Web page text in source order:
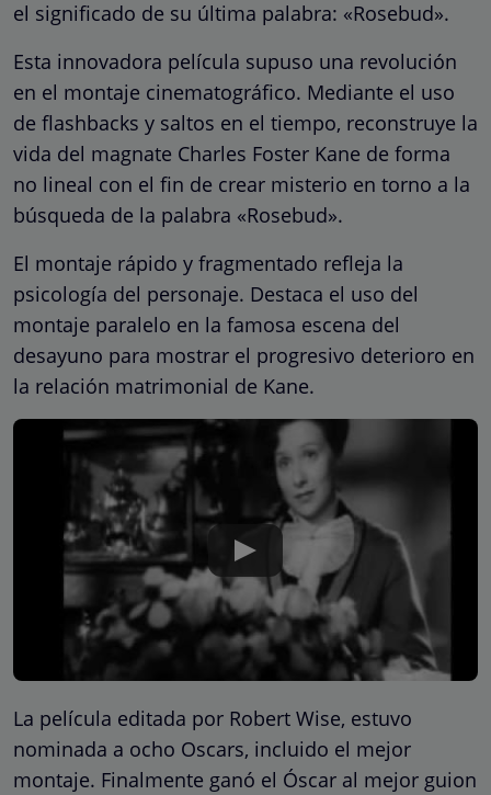
el significado de su última palabra: «Rosebud».
Esta innovadora película supuso una revolución
en el montaje cinematográfico. Mediante el uso
de flashbacks y saltos en el tiempo, reconstruye la
vida del magnate Charles Foster Kane de forma
no lineal con el fin de crear misterio en torno a la
búsqueda de la palabra «Rosebud».
El montaje rápido y fragmentado refleja la
psicología del personaje. Destaca el uso del
montaje paralelo en la famosa escena del
desayuno para mostrar el progresivo deterioro en
la relación matrimonial de Kane.
La película editada por Robert Wise, estuvo
nominada a ocho Oscars, incluido el mejor
montaje. Finalmente ganó el Óscar al mejor guion